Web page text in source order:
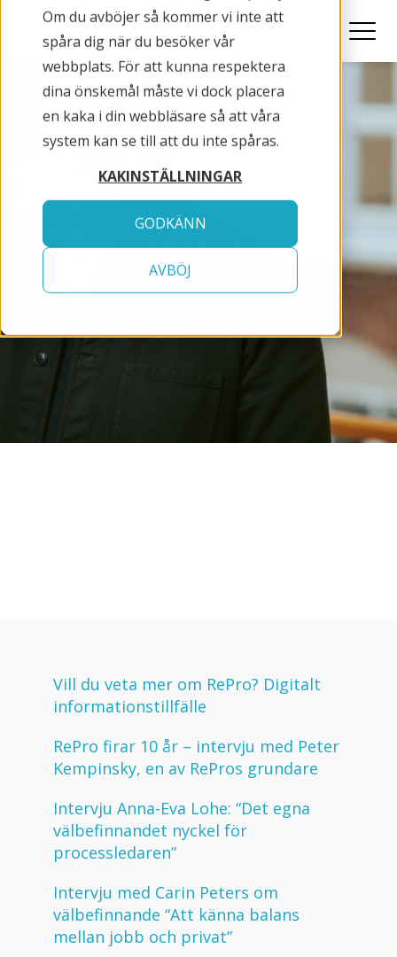
Om du avböjer så kommer vi inte att
spåra dig när du besöker vår
webbplats. För att kunna respektera
dina önskemål måste vi dock placera
en kaka i din webbläsare så att våra
system kan se till att du inte spåras.
KAKINSTÄLLNINGAR
GODKÄNN
AVBÖJ
Andreas Liljenrud
Vill du veta mer om RePro? Digitalt
informationstillfälle
RePro firar 10 år – intervju med Peter
Kempinsky, en av RePros grundare
Intervju Anna-Eva Lohe: “Det egna
välbefinnandet nyckel för
processledaren”
Intervju med Carin Peters om
välbefinnande “Att känna balans
mellan jobb och privat”